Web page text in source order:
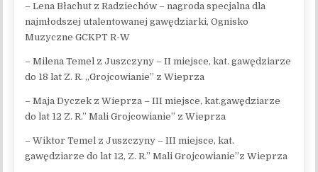
– Lena Błachut z Radziechów – nagroda specjalna dla
najmłodszej utalentowanej gawędziarki, Ognisko
Muzyczne GCKPT R-W
– Milena Temel z Juszczyny – II miejsce, kat. gawędziarze
do 18 lat Z. R. „Grojcowianie” z Wieprza
– Maja Dyczek z Wieprza – III miejsce, kat.gawędziarze
do lat 12 Z. R.” Mali Grojcowianie” z Wieprza
– Wiktor Temel z Juszczyny – III miejsce, kat.
gawędziarze do lat 12, Z. R.” Mali Grojcowianie”z Wieprza